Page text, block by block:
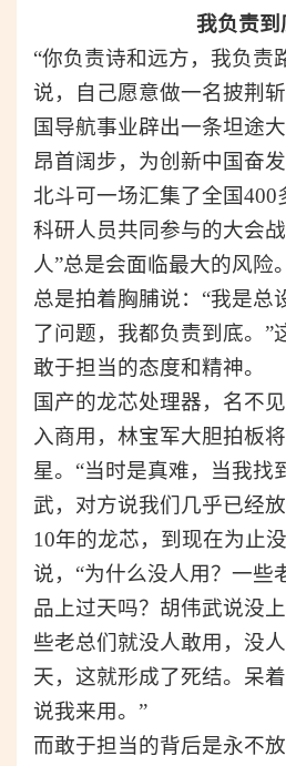
我负责到
“你负责诗和远方，我负责
说，自己愿意做一名披荆
国导航事业辟出一条坦途
昂首阔步，为创新中国奋发
北斗可一场汇集了全国400
科研人员共同参与的大会
人”总是会面临最大的风险
总是拍着胸脯说：“我是总
了问题，我都负责到底。”
敢于担当的态度和精神。
国产的龙芯处理器，名不
入商用，林宝军大胆拍板
星。 “当时是真难，当我找
武，对方说我们几乎已经
10年的龙芯，到现在为止
说，“为什么没人用？一些
品上过天吗？胡伟武说没
些老总们就没人敢用，没
天，这就形成了死结。呆
说我来用。”
而敢于担当的背后是永不